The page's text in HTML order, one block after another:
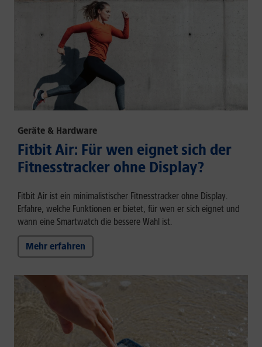
Geräte & Hardware
Fitbit Air: Für wen eignet sich der
Fitnesstracker ohne Display?
Fitbit Air ist ein minimalistischer Fitnesstracker ohne Display.
Erfahre, welche Funktionen er bietet, für wen er sich eignet und
wann eine Smartwatch die bessere Wahl ist.
Mehr erfahren